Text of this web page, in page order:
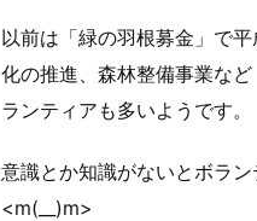
以前は「緑の羽根募金」で
化の推進、森林整備事業な
ランティアも多いようです。
意識とか知識がないとボラ
<m(__)m>